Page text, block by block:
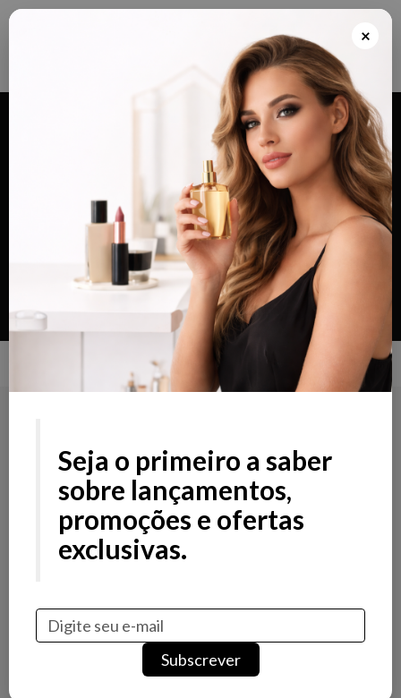
Envios grátis a partir de 100€ para Portugal e Continental e Península Espanhola
ou Levante e pague as suas encomendas nas nossas instalações em Almada
após realizar o seu pedido(indicar no final do pedido)
Preço
Promoção
Marcas
Verniz de Gel Purple
×
Seja o primeiro a saber
sobre lançamentos,
promoções e ofertas
exclusivas.
Subscrever